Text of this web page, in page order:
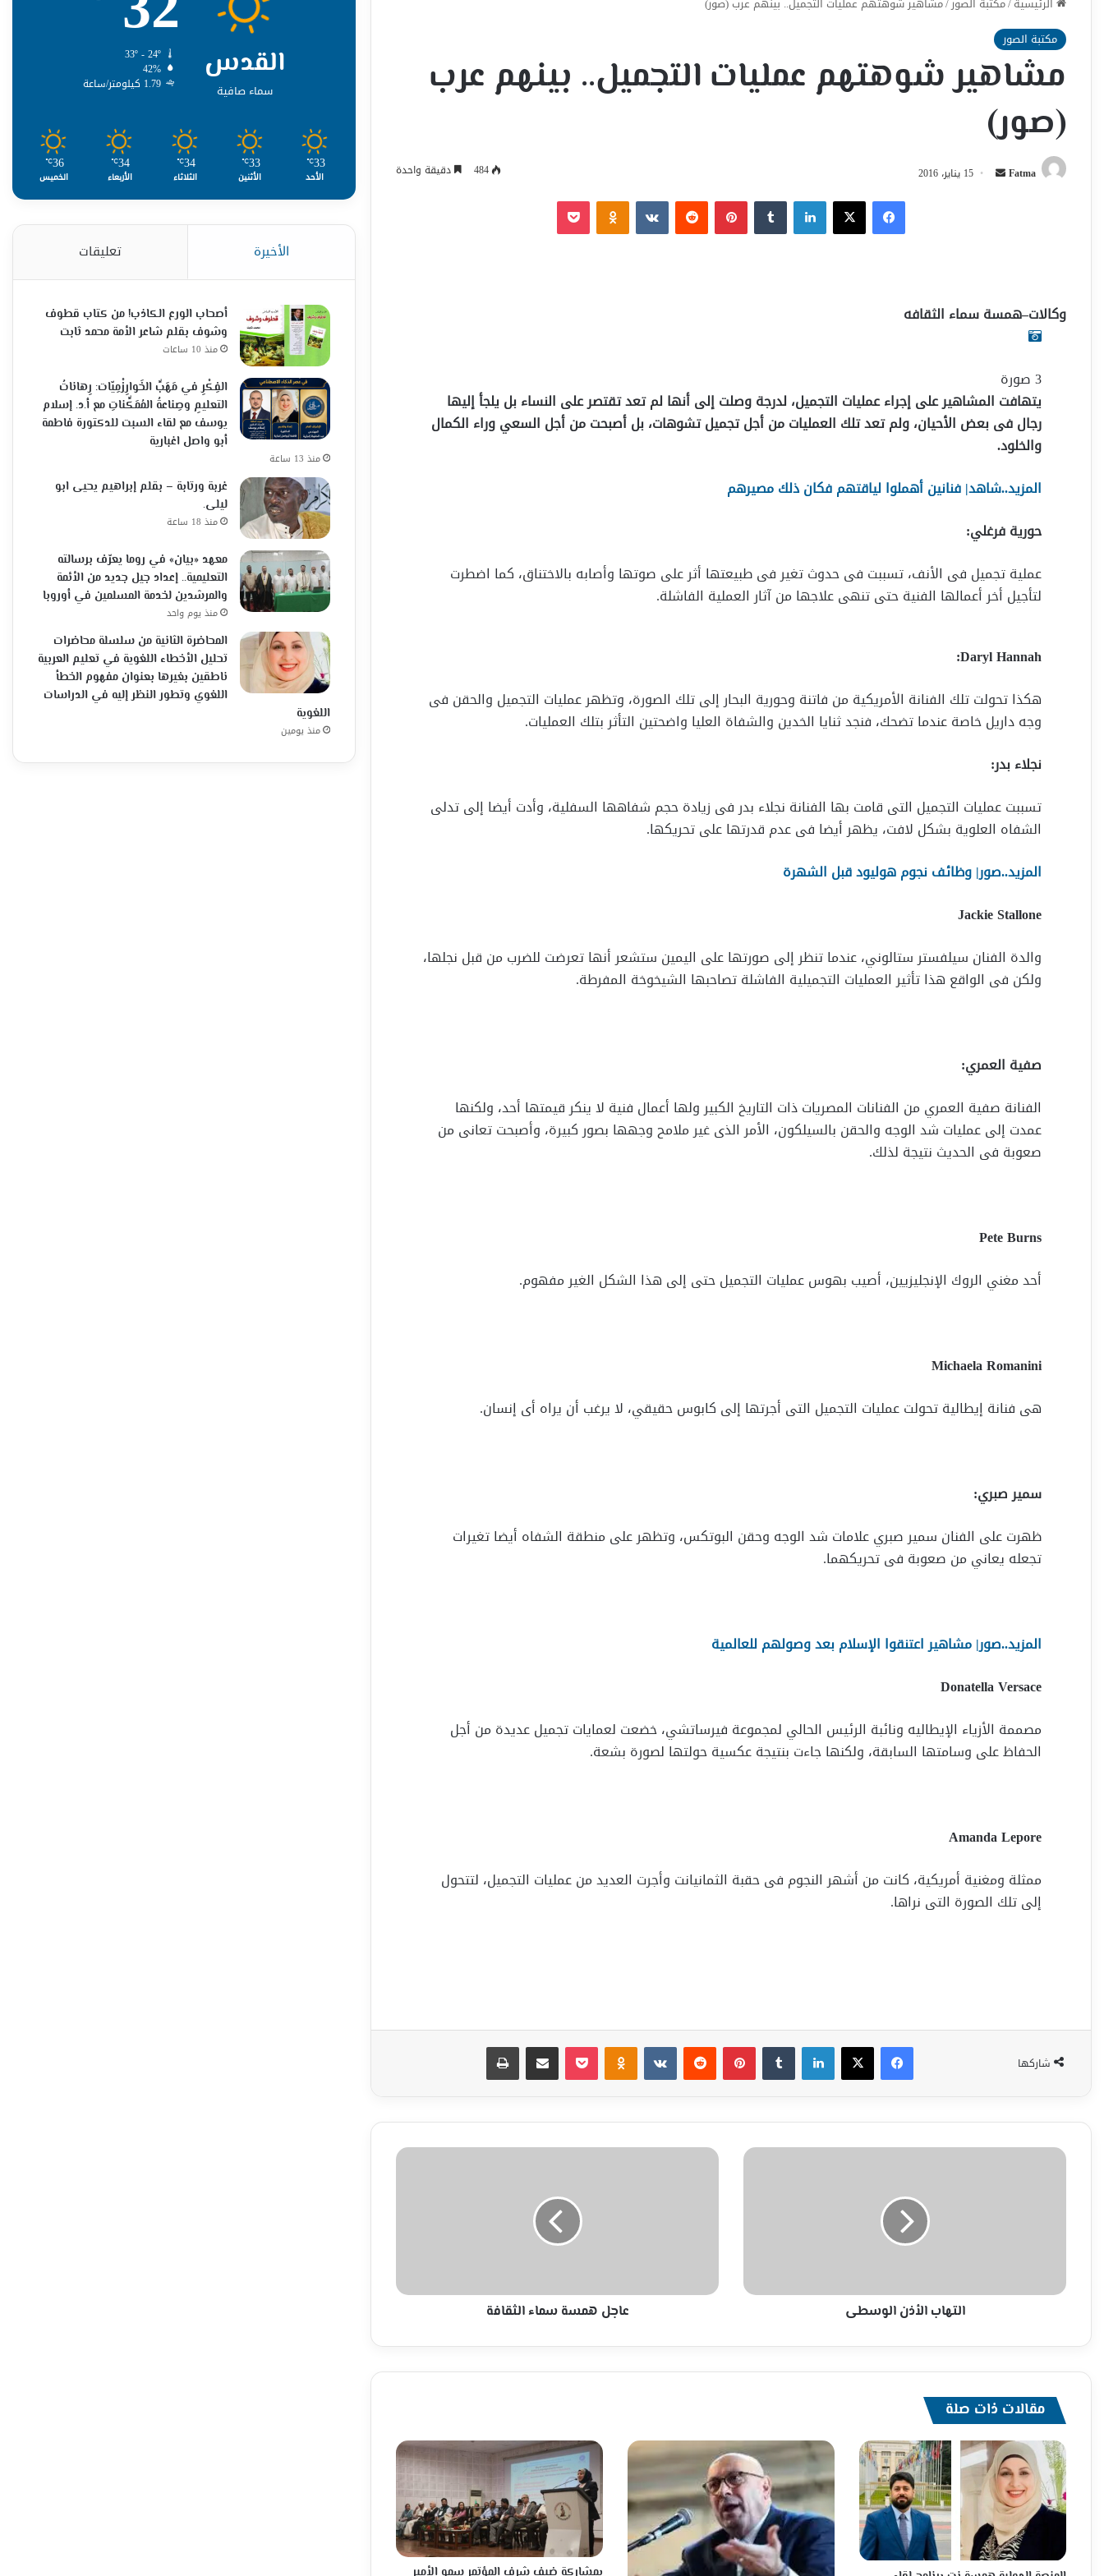
مكتبة الصور
مشاهير شوهتهم عمليات التجميل.. بينهم عرب
(صور)
Fatma
أرسل 15 يناير، 2016 484 دقيقة واحدة
فيسبوك‫X لينكدإن بينتيريست Odnoklassniki
‫Pocket
وكالات–همسة سماء الثقافه
3 صورة
يتهافت المشاهير على إجراء عمليات التجميل، لدرجة وصلت إلى أنها لم تعد تقتصر على النساء بل يلجأ إليها
رجال فى بعض الأحيان، ولم تعد تلك العمليات من أجل تجميل تشوهات، بل أصبحت من أجل السعي وراء الكمال
والخلود.
المزيد..شاهد| فنانين أهملوا لياقتهم فكان ذلك مصيرهم
حورية فرغلي:
عملية تجميل فى الأنف، تسببت فى حدوث تغير فى طبيعتها أثر على صوتها وأصابه بالاختناق، كما اضطرت
لتأجيل أخر أعمالها الفنية حتى تنهى علاجها من آثار العملية الفاشلة.
Daryl Hannah:
هكذا تحولت تلك الفنانة الأمريكية من فاتنة وحورية البحار إلى تلك الصورة، وتظهر عمليات التجميل والحقن فى
وجه داريل خاصة عندما تضحك، فنجد ثنايا الخدين والشفاة العليا واضحتين التأثر بتلك العمليات.
نجلاء بدر:
تسببت عمليات التجميل التى قامت بها الفنانة نجلاء بدر فى زيادة حجم شفاهها السفلية، وأدت أيضا إلى تدلى
الشفاه العلوية بشكل لافت، يظهر أيضا فى عدم قدرتها على تحريكها.
المزيد..صور| وظائف نجوم هوليود قبل الشهرة
Jackie Stallone
والدة الفنان سيلفستر ستالوني، عندما تنظر إلى صورتها على اليمين ستشعر أنها تعرضت للضرب من قبل نجلها،
ولكن فى الواقع هذا تأثير العمليات التجميلية الفاشلة تصاحبها الشيخوخة المفرطة.
صفية العمري:
الفنانة صفية العمري من الفنانات المصريات ذات التاريخ الكبير ولها أعمال فنية لا ينكر قيمتها أحد، ولكنها
عمدت إلى عمليات شد الوجه والحقن بالسيلكون، الأمر الذى غير ملامح وجهها بصور كبيرة، وأصبحت تعانى من
صعوبة فى الحديث نتيجة لذلك.
Pete Burns
أحد مغني الروك الإنجليزيين، أصيب بهوس عمليات التجميل حتى إلى هذا الشكل الغير مفهوم.
Michaela Romanini
هى فنانة إيطالية تحولت عمليات التجميل التى أجرتها إلى كابوس حقيقي، لا يرغب أن يراه أى إنسان.
سمير صبري:
ظهرت على الفنان سمير صبري علامات شد الوجه وحقن البوتكس، وتظهر على منطقة الشفاه أيضا تغيرات
تجعله يعاني من صعوبة فى تحريكهما.
المزيد..صور| مشاهير اعتنقوا الإسلام بعد وصولهم للعالمية
Donatella Versace
مصممة الأزياء الإيطاليه ونائبة الرئيس الحالي لمجموعة فيرساتشي، خضعت لعمايات تجميل عديدة من أجل
الحفاظ على وسامتها السابقة، ولكنها جاءت بنتيجة عكسية حولتها لصورة بشعة.
Amanda Lepore
ممثلة ومغنية أمريكية، كانت من أشهر النجوم فى حقبة الثمانيانت وأجرت العديد من عمليات التجميل، لتتحول
إلى تلك الصورة التى نراها.
شاركها
فيسبوك‫X لينكدإن بينتيريست Odnoklassniki
‫Pocket مشاركة عبر البريد طباعة
التهاب
التهاب الأذن الوسطى
عاجل
عاجل همسة سماء الثقافة
مقالات ذات صلة
القدس
سماء صافية
33º - 24º
42%
1.79 كيلومتر/ساعة
33
℃
الأحد
33
℃
الأثنين
34
℃
الثلاثاء
34
℃
الأربعاء
36
℃
الخميس
الأخيرة تعليقات
أصحاب الورع الكاذب! من كتاب قطوف
وشوف بقلم شاعر الأمة محمد ثابت
منذ 10 ساعات
الفِكْرِ في مَهَبِّ الخَوارِزْمِيّات: رِهاناتُ
التعليمِ وصِناعةُ المُمَكِّناتِ مع أ.د. إسلام
يوسف مع لقاء السبت للدكتورة فاطمة
أبو واصل اغبارية
منذ 13 ساعة
غربة ورتابة – بقلم إبراهيم يحيى ابو
ليلى.
منذ 18 ساعة
معهد «بيان» في روما يعرّف برسالته
التعليمية.. إعداد جيل جديد من الأئمة
والمرشدين لخدمة المسلمين في أوروبا
منذ يوم واحد
المحاضرة الثانية من سلسلة محاضرات
تحليل الأخطاء اللغوية في تعليم العربية
ناطقين بغيرها بعنوان مفهوم الخطأ
اللغوي وتطور النظر إليه في الدراسات
اللغوية
منذ يومين